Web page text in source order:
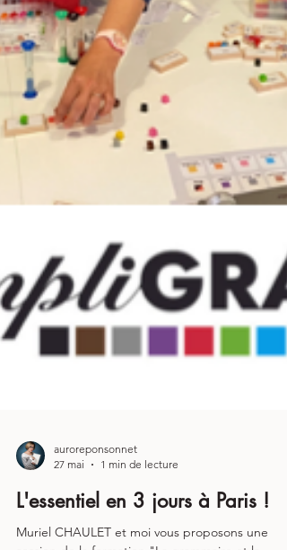
27 mai
1 min de lecture
L'essentiel en 3 jours à Paris !